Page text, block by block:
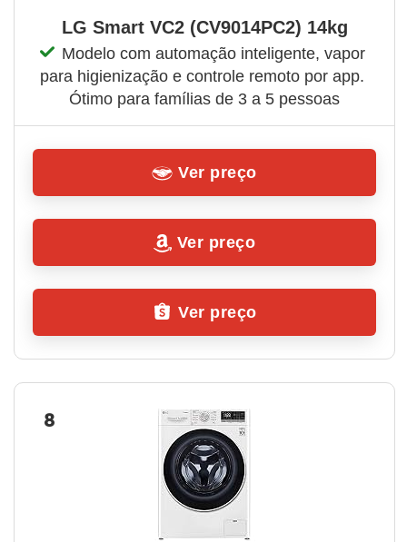
LG Smart VC2 (CV9014PC2) 14kg
Modelo com automação inteligente, vapor
para higienização e controle remoto por app.
Ótimo para famílias de 3 a 5 pessoas
Ver preço
Ver preço
Ver preço
8